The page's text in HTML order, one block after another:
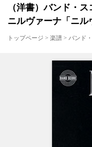
（洋書）バンド・ス
ニルヴァーナ「ニル
トップページ > 楽譜 > バンド